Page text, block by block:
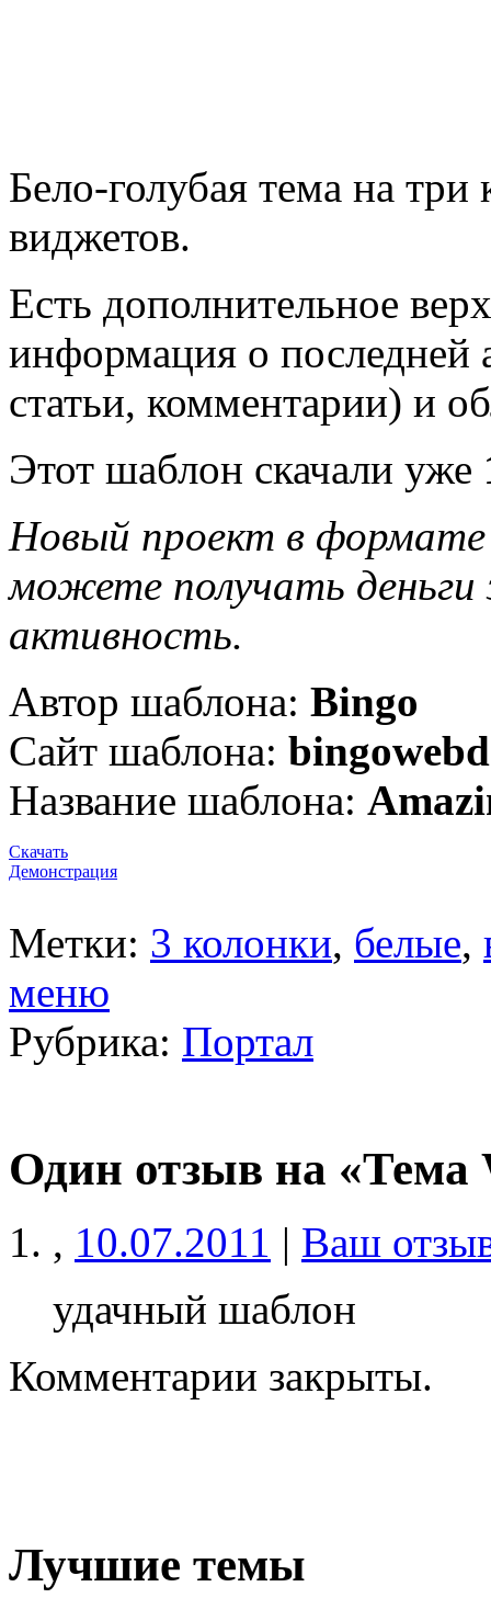
Бело-голубая тема на
виджетов.
Есть дополнительное
информация о последней
статьи, комментарии) и
Этот шаблон скачали уже
Новый проект в формате
можете получать
активность.
Автор шаблона: Bingo
Сайт шаблона:
Название шаблона:
Скачать
Демонстрация
Метки: 3 колонки, белые,
меню
Рубрика: Портал
Один отзыв на «Тема
, 10.07.2011 | Ваш
удачный шаблон
Комментарии закрыты.
Лучшие темы